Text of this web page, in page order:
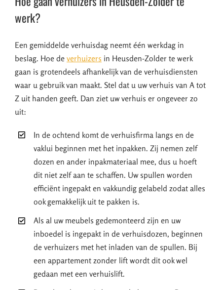
werk?
Een gemiddelde verhuisdag neemt één werkdag in
beslag. Hoe de verhuizers in Heusden-Zolder te werk
gaan is grotendeels afhankelijk van de verhuisdiensten
waar u gebruik van maakt. Stel dat u uw verhuis van A tot
Z uit handen geeft. Dan ziet uw verhuis er ongeveer zo
uit:
In de ochtend komt de verhuisfirma langs en de
vaklui beginnen met het inpakken. Zij nemen zelf
dozen en ander inpakmateriaal mee, dus u hoeft
dit niet zelf aan te schaffen. Uw spullen worden
efficiënt ingepakt en vakkundig gelabeld zodat alles
ook gemakkelijk uit te pakken is.
Als al uw meubels gedemonteerd zijn en uw
inboedel is ingepakt in de verhuisdozen, beginnen
de verhuizers met het inladen van de spullen. Bij
een appartement zonder lift wordt dit ook wel
gedaan met een verhuislift.